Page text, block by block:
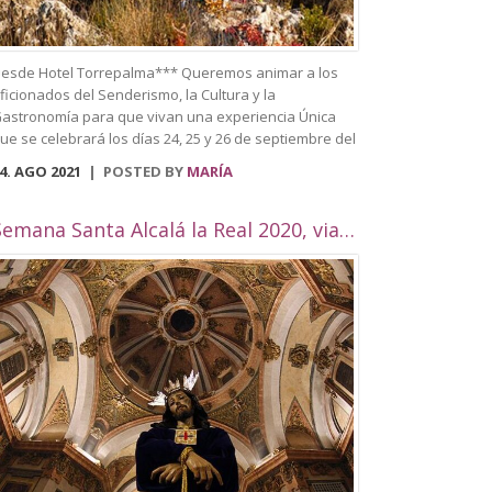
Hotel Torrepalma*** Queremos animar a los
del Senderismo, la Cultura y la
para que vivan una experiencia Única
se celebrará los días 24, 25 y 26 de septiembre del
2021. Se trata del primer Festival de
celebrado en Alcalá la Real, que trata de
de las actividades que se llevarán a cabo
un recorrido y destacando los edificios más
como puede ser el Palacio Abacial, el
histórico, Biblioteca Municipal, situada en el
convento de Capuchinos, la plaza Pablo de
la Plaza arcipreste de Hita, el Pilar de los
la Plaza de la Mora, el Palacete de la
la Iglesias como Consolación, la Angustias,
Antón, San Juan o el yacimiento de
Herculana, entre otros. Incorpora la visita y
entrada a la Fortaleza de la Mota, con su Iglesia
AGO 2021 POSTED BY MARÍA
Semana Santa Alcalá la Real 2020, viaje por Andalucía